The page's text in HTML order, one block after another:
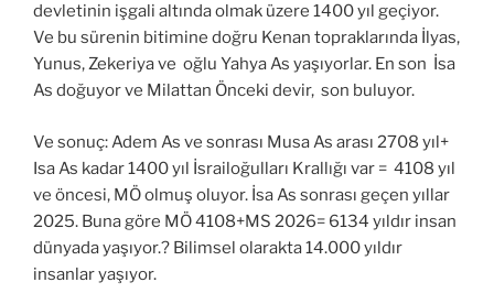
devletinin işgali altında olmak üzere 1400 yıl geçiyor.
Ve bu sürenin bitimine doğru Kenan topraklarında İlyas,
Yunus, Zekeriya ve oğlu Yahya As yaşıyorlar. En son İsa
As doğuyor ve Milattan Önceki devir, son buluyor.
Ve sonuç: Adem As ve sonrası Musa As arası 2708 yıl+
Isa As kadar 1400 yıl İsrailoğulları Krallığı var = 4108 yıl
ve öncesi, MÖ olmuş oluyor. İsa As sonrası geçen yıllar
2025. Buna göre MÖ 4108+MS 2026= 6134 yıldır insan
dünyada yaşıyor.? Bilimsel olarakta 14.000 yıldır
insanlar yaşıyor.